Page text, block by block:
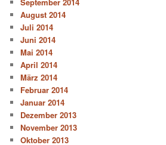
August 2014
Juli 2014
Juni 2014
Mai 2014
April 2014
März 2014
Februar 2014
Januar 2014
Dezember 2013
November 2013
Oktober 2013